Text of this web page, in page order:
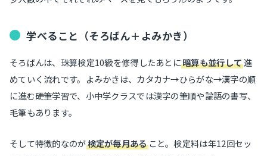
学べること（そろばん＋よみかき）
そろばんは、珠算検定10級を修得したあとに暗算も並行して進
めていく流れです。よみかきは、カタカナ→ひらがな→漢字の順
に進む硬筆学習で、小中学クラスでは漢字の筆順や論語の書写、
毛筆もあります。
そして特徴的なのが検定が毎月あること。検定料は年12回セッ